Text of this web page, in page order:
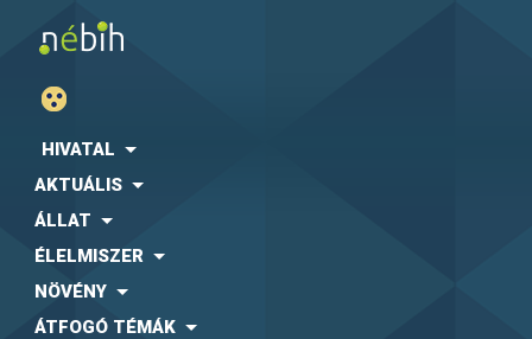
HIVATAL
AKTUÁLIS
ÁLLAT
ÉLELMISZER
NÖVÉNY
ÁTFOGÓ TÉMÁK